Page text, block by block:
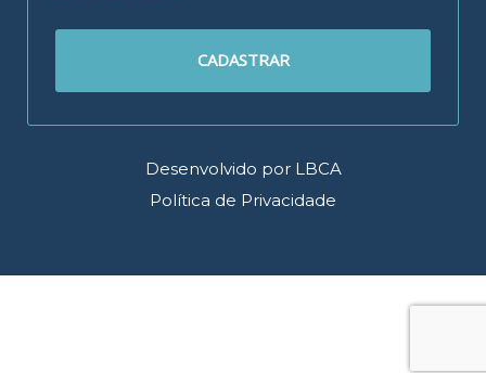
CADASTRAR
Desenvolvido por LBCA
Política de Privacidade